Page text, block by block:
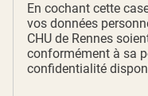
En cochant cette
vos données
CHU de Rennes
conformément à sa
confidentialité